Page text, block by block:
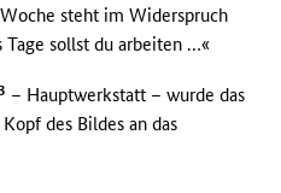
steht im Widerspruch
Tage sollst du arbeiten …«
– Hauptwerkstatt – wurde das
des Bildes an das